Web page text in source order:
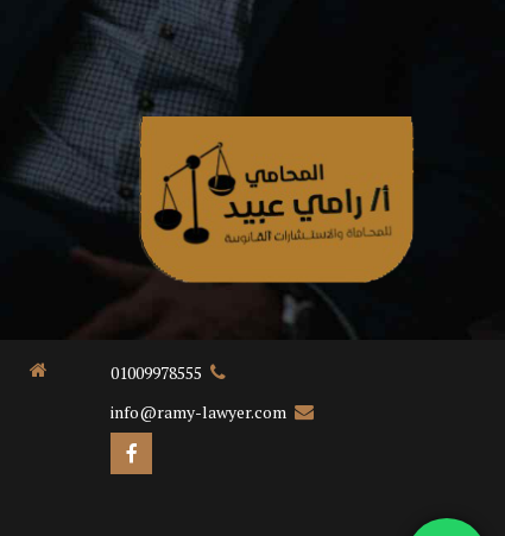
01009978555
info@ramy-lawyer.com